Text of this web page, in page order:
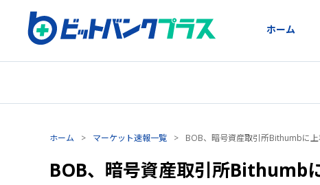
ホーム
ホーム > マーケット速報一覧 > BOB、暗号資産取引所Bithumbに
BOB、暗号資産取引所Bithumb